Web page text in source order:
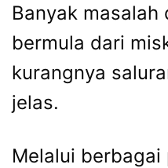
Banyak
bermula dari
kurangnya
jelas.
Melalui berbagai